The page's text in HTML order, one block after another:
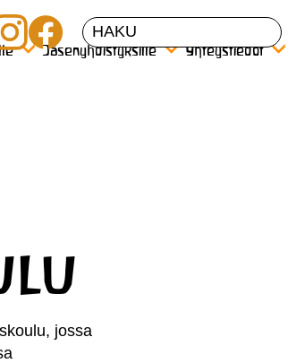
Jäsenyhdistyksille Yhteystiedot
jossa